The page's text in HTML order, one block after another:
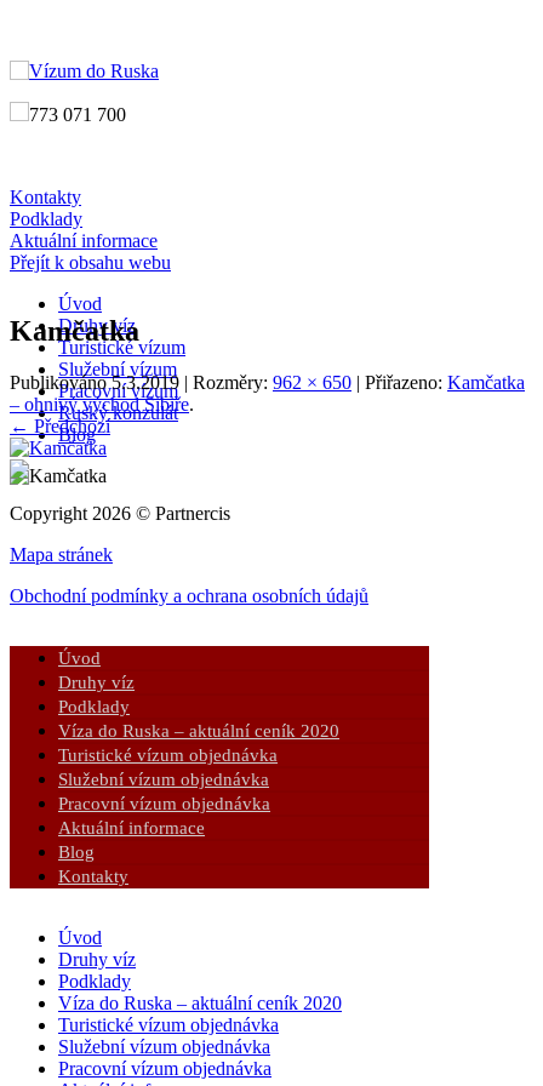
773 071 700
Kontakty
Podklady
Aktuální informace
Přejít k obsahu webu
Úvod
Druhy víz
Turistické vízum
Služební vízum
Pracovní vízum
Ruský konzulát
Blog
Kamčatka
Publikováno5.3.2019 | Rozměry: 962 × 650 | Přiřazeno: Kamčatka
– ohnivý východ Sibiře.
← Předchozí
Copyright 2026 © Partnercis
Mapa stránek
Obchodní podmínky a ochrana osobních údajů
Úvod
Druhy víz
Podklady
Víza do Ruska – aktuální ceník 2020
Turistické vízum objednávka
Služební vízum objednávka
Pracovní vízum objednávka
Aktuální informace
Blog
Kontakty
Úvod
Druhy víz
Podklady
Víza do Ruska – aktuální ceník 2020
Turistické vízum objednávka
Služební vízum objednávka
Pracovní vízum objednávka